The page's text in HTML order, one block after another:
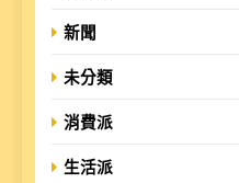
新聞
未分類
消費派
生活派